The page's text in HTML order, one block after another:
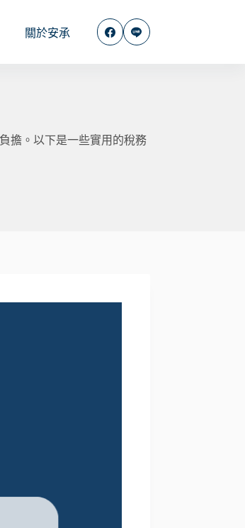
關於安承
擔。以下是一些實用的稅務